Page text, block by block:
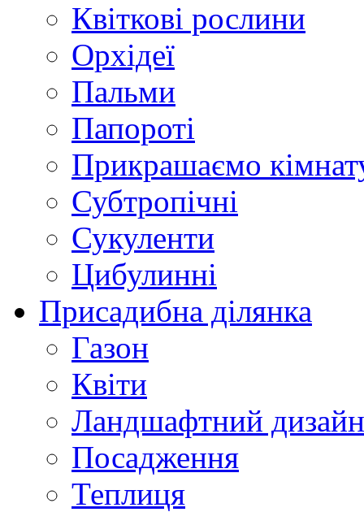
Квіткові рослини
Орхідеї
Пальми
Папороті
Прикрашаємо
Субтропічні
Сукуленти
Цибулинні
Присадибна ділянка
Газон
Квіти
Ландшафтний дизайн
Посадження
Теплиця